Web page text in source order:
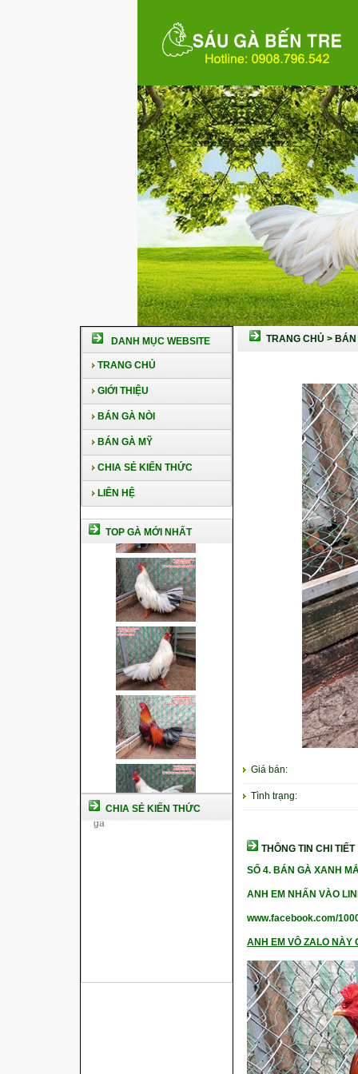
DANH MỤC WEBSITE
TRANG CHỦ
GIỚI THIỆU
BÁN GÀ NÒI
BÁN GÀ MỸ
CHIA SẺ KIẾN THỨC
LIÊN HỆ
TOP GÀ MỚI NHẤT
CHIA SẺ KIẾN THỨC
Cách nuôi gà đông tảo thuần
TRANG CHỦ > BÁN
Giá bán:
Tình trạng:
THÔNG TIN CHI TIẾT
SỐ 4. BÁN GÀ XANH
ANH EM NHẤN VÀO
www.facebook.com/
ANH EM VÔ ZALO NÀY